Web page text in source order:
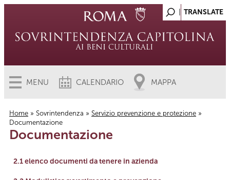
MENU CALENDARIO MAPPA
Tu sei qui
Home » Sovrintendenza » Servizio prevenzione e protezione »
Documentazione
Documentazione
2.1 elenco documenti da tenere in azienda